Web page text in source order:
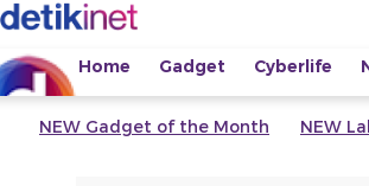
Home Gadget Cyberlife
NEW Gadget of the Month NEW